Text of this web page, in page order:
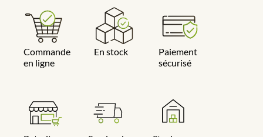
Commande
en ligne
En stock
Paiement
sécurisé